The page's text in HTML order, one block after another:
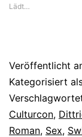
Lädt…
Veröffentlicht
Kategorisiert
Culturcon,
Roman, Sex,